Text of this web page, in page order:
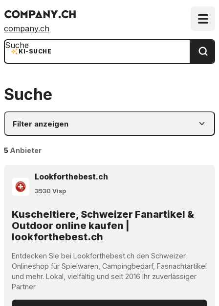
company.ch
KI-SUCHE
Suche
Suche
Filter anzeigen
5 Anbieter
Lookforthebest.ch
3930 Visp
Kuscheltiere, Schweizer Fanartikel &
Outdoor online kaufen |
lookforthebest.ch
Entdecken Sie bei Lookforthebest.ch den Schweizer
Onlineshop für Spielwaren, Campingbedarf, Fasnachtartikel
und mehr. Lokal, vielfältig und seit 2016 Ihr zuverlässiger
Partner